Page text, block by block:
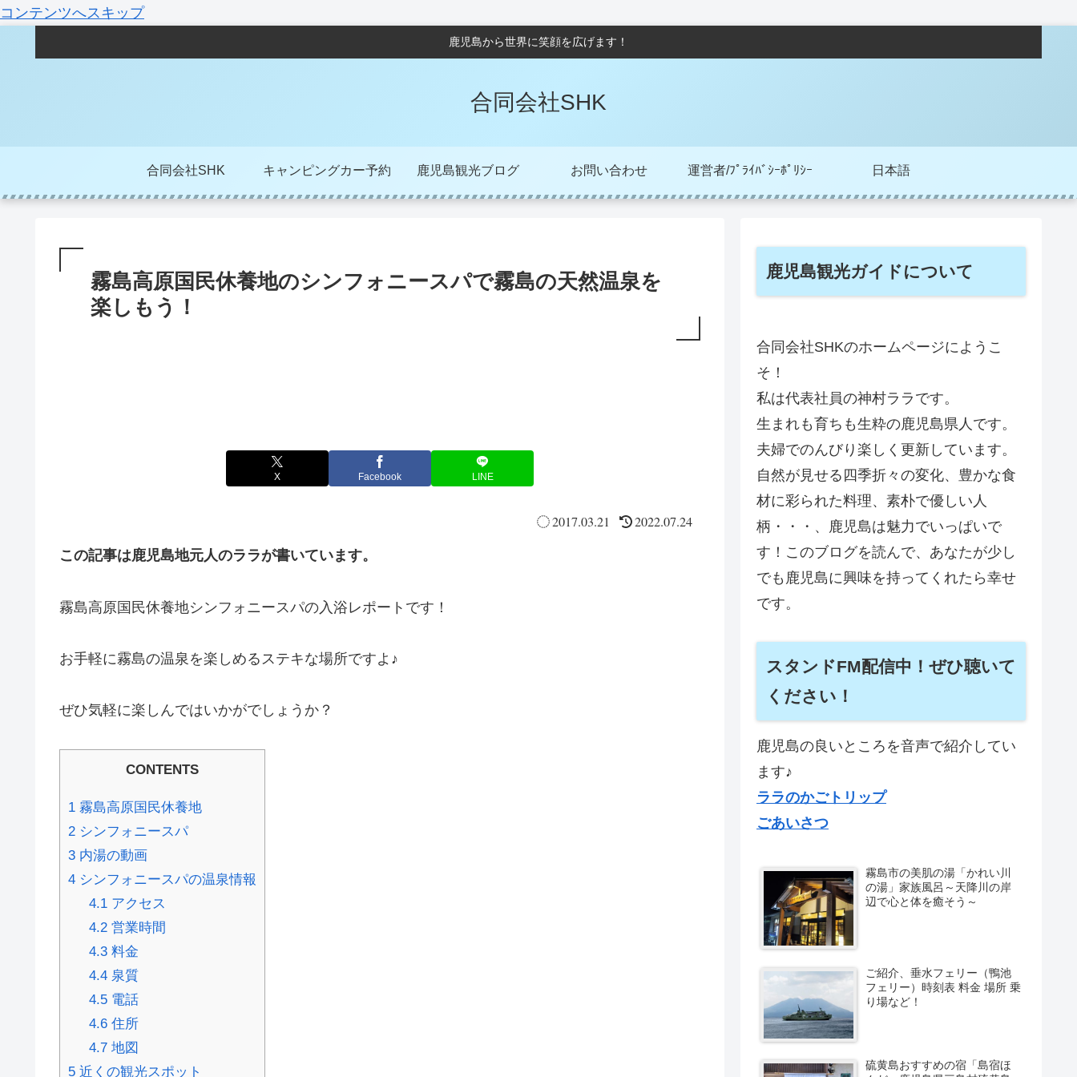
コンテンツへスキップ
鹿児島から世界に笑顔を広げます！
合同会社SHK
合同会社SHK キャンピングカー予約 鹿児島観光ブログ お問い合わせ 運営者/ﾌﾟﾗｲﾊﾞｼｰﾎﾟﾘｼｰ 日本語
霧島高原国民休養地のシンフォニースパで霧島の天然温泉を
楽しもう！
X Facebook LINE
2017.03.21 2022.07.24
この記事は鹿児島地元人のララが書いています。
霧島高原国民休養地シンフォニースパの入浴レポートです！
お手軽に霧島の温泉を楽しめるステキな場所ですよ♪
ぜひ気軽に楽しんではいかがでしょうか？
CONTENTS
1 霧島高原国民休養地
2 シンフォニースパ
3 内湯の動画
4 シンフォニースパの温泉情報
4.1アクセス
4.2営業時間
4.3料金
4.4泉質
4.5電話
4.6住所
4.7地図
5 近くの観光スポット
鹿児島観光ガイドについて
合同会社SHKのホームページにようこ
そ！
私は代表社員の神村ララです。
生まれも育ちも生粋の鹿児島県人です。
夫婦でのんびり楽しく更新しています。
自然が見せる四季折々の変化、豊かな食
材に彩られた料理、素朴で優しい人
柄・・・、鹿児島は魅力でいっぱいで
す！このブログを読んで、あなたが少し
でも鹿児島に興味を持ってくれたら幸せ
です。
スタンドFM配信中！ぜひ聴いて
ください！
鹿児島の良いところを音声で紹介してい
ます♪
ララのかごトリップ
ごあいさつ
霧島市の美肌の湯「かれい川
の湯」家族風呂～天降川の岸
辺で心と体を癒そう～
ご紹介、垂水フェリー（鴨池
フェリー）時刻表 料金 場所 乗
り場など！
硫黄島おすすめの宿「島宿ほ